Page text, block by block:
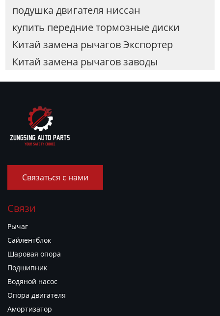
подушка двигателя ниссан
купить передние тормозные диски
Китай замена рычагов Экспортер
Китай замена рычагов заводы
Связаться с нами
Связи
Рычаг
Сайлентблок
Шаровая опора
Подшипник
Водяной насос
Опора двигателя
Амортизатор